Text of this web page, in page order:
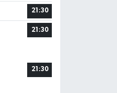
21:30
21:30
21:30